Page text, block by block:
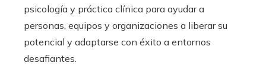
psicología y práctica clínica para ayudar a
personas, equipos y organizaciones a liberar su
potencial y adaptarse con éxito a entornos
desafiantes.